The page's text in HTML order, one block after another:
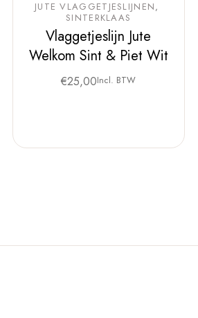
JUTE VLAGGETJESLIJNEN
SINTERKLAAS
Vlaggetjeslijn Jute
Welkom Sint & Piet Wit
€25,00Incl. BTW